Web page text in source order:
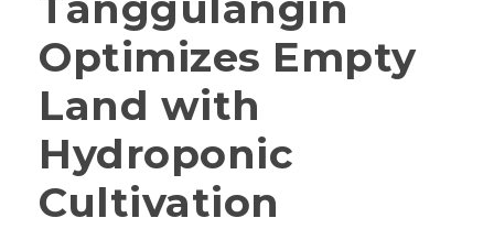
Optimizes Empty
Land with
Hydroponic
Cultivation